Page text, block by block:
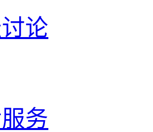
论
务